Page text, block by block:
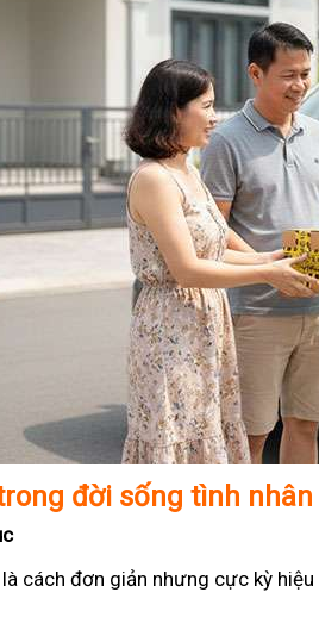
đời sống tình nhân
cách đơn giản nhưng cực kỳ